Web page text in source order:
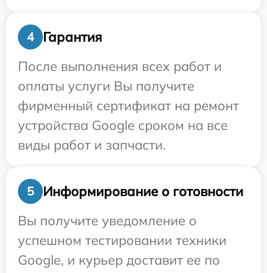
4
Гарантия
После выполнения всех работ и
оплаты услуги Вы получите
фирменный сертификат на ремонт
устройства Google сроком на все
виды работ и запчасти.
5
Информирование о готовности
Вы получите уведомление о
успешном тестировании техники
Google, и курьер доставит ее по